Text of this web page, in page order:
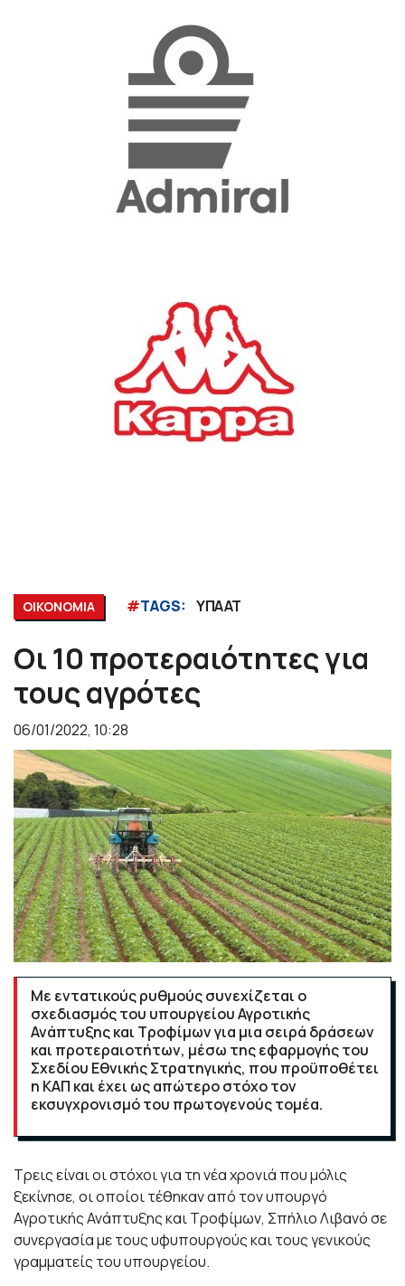
ΟΙΚΟΝΟΜΙΑ #TAGS: ΥΠΑΑΤ
Οι 10 προτεραιότητες για
τους αγρότες
06/01/2022, 10:28
Με εντατικούς ρυθμούς συνεχίζεται ο
σχεδιασμός του υπουργείου Αγροτικής
Ανάπτυξης και Τροφίμων για μια σειρά δράσεων
και προτεραιοτήτων, μέσω της εφαρμογής του
Σχεδίου Εθνικής Στρατηγικής, που προϋποθέτει
η ΚΑΠ και έχει ως απώτερο στόχο τον
εκσυγχρονισμό του πρωτογενούς τομέα.
Τρεις είναι οι στόχοι για τη νέα χρονιά που μόλις
ξεκίνησε, οι οποίοι τέθηκαν από τον υπουργό
Αγροτικής Ανάπτυξης και Τροφίμων, Σπήλιο Λιβανό σε
συνεργασία με τους υφυπουργούς και τους γενικούς
γραμματείς του υπουργείου.